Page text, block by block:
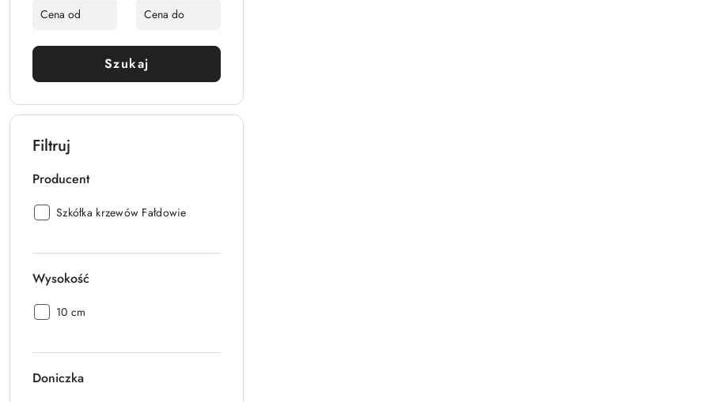
Szukaj
Filtruj
Producent
Producent:
Szkółka krzewów Fałdowie
Wysokość
Wysokość:
10 cm
Doniczka